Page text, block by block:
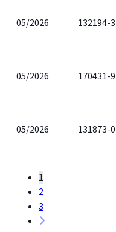
05/2026 132194-3
05/2026 170431-9
05/2026 131873-0
1
2
3